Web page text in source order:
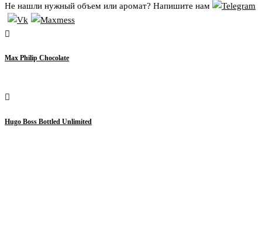
Не нашли нужный объем или аромат? Напишите нам
Max Philip Chocolate
Hugo Boss Bottled Unlimited